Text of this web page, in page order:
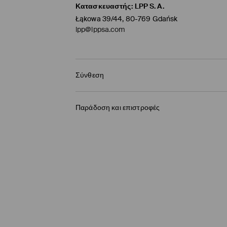
Κατασκευαστής: LPP S.A.
Łąkowa 39/44, 80-769 Gdańsk
lpp@lppsa.com
Σύνθεση
Παράδοση και επιστροφές